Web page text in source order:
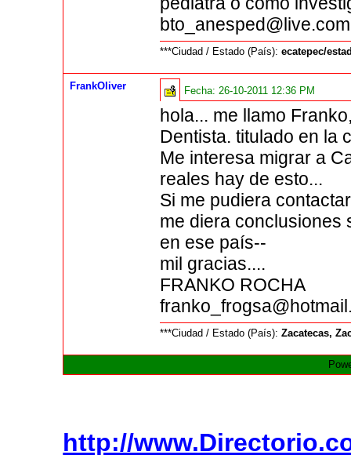
***Ciudad / Estado (País):ecatepec/
FrankOliver Fecha:26-10-2011 12:36 PM
hola... me llamo
Dentista. titulado en la
Me interesa migrar a
reales hay de esto...
Si me pudiera
me diera conclusiones
en ese país--
mil gracias....
FRANKO ROCHA
***Ciudad / Estado (País):Zacatecas,
http://